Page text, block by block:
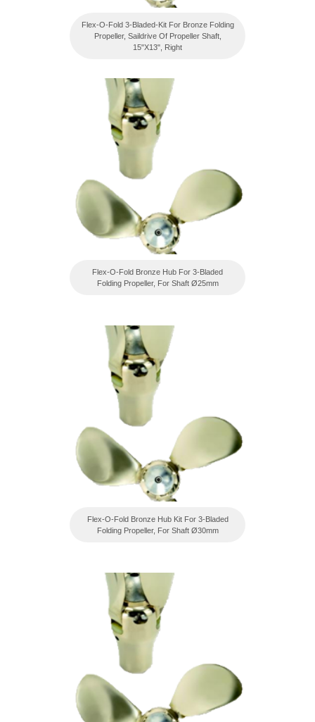
Flex-O-Fold 3-Bladed-Kit For Bronze Folding
Propeller, Saildrive Of Propeller Shaft,
15"X13", Right
Flex-O-Fold Bronze Hub For 3-Bladed
Folding Propeller, For Shaft Ø25mm
Flex-O-Fold Bronze Hub Kit For 3-Bladed
Folding Propeller, For Shaft Ø30mm